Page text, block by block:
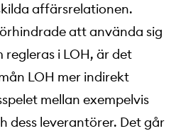
affärsrelationen.
att använda sig
regleras i LOH, är det
LOH mer indirekt
mellan exempelvis
dess leverantörer. Det går